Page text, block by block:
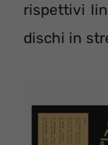
rispettivi
dischi in